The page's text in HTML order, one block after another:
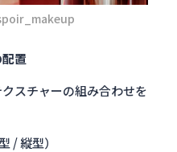
置
スチャーの組み合わせを
/ 縦型）